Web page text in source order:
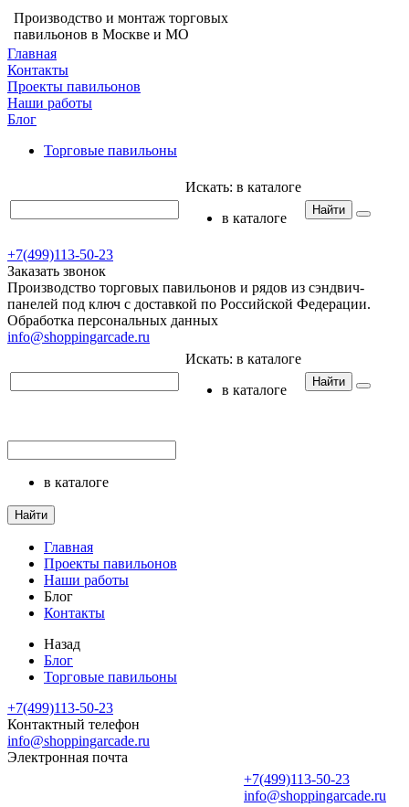
Производство и монтаж торговых
павильонов в Москве и МО
Главная
Контакты
Проекты павильонов
Наши работы
Блог
Торговые павильоны
Искать: в каталоге
в каталоге
Найти
+7(499)113-50-23
Заказать звонок
Производство торговых павильонов и рядов из сэндвич-
панелей под ключ с доставкой по Российской Федерации.
Обработка персональных данных
info@shoppingarcade.ru
Искать: в каталоге
в каталоге
Найти
в каталоге
Найти
Главная
Проекты павильонов
Наши работы
Блог
Контакты
Назад
Блог
Торговые павильоны
+7(499)113-50-23
Контактный телефон
info@shoppingarcade.ru
Электронная почта
+7(499)113-50-23
info@shoppingarcade.ru